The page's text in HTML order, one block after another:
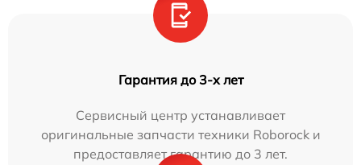
Гарантия до 3-х лет
Сервисный центр устанавливает
оригинальные запчасти техники Roborock и
предоставляет гарантию до 3 лет.